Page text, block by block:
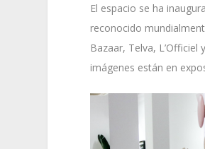
El espacio se ha
reconocido
Bazaar, Telva,
imágenes están en